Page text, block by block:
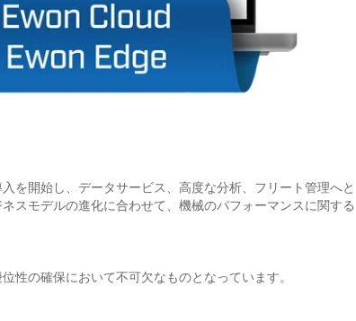
を開始し、データサービス、高度な分析、フリート管理へと
スモデルの進化に合わせて、機械のパフォーマンスに関する
性の確保において不可欠なものとなっています。